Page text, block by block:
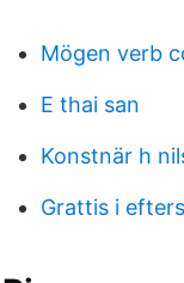
Mögen verb
E thai san
Konstnär h
Grattis i